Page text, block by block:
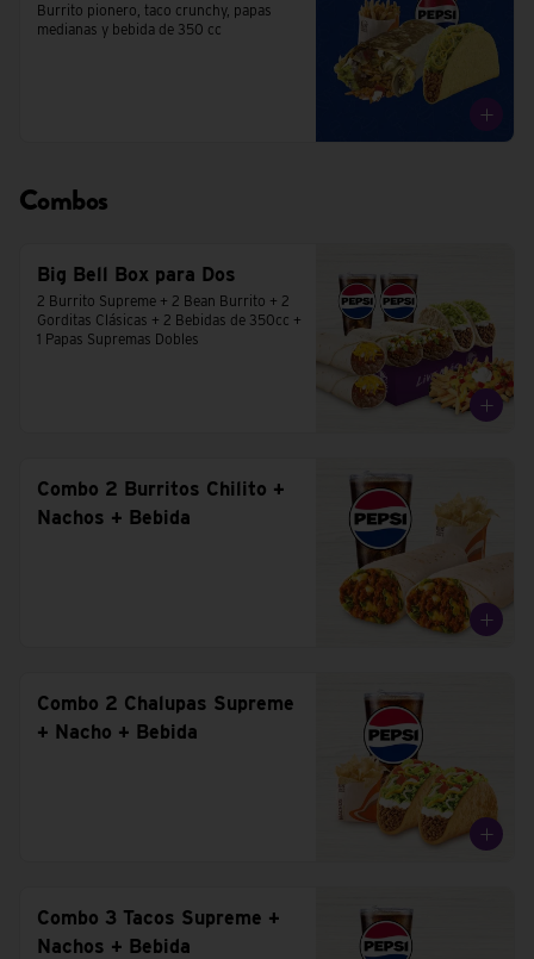
Burrito pionero, taco crunchy, papas
medianas y bebida de 350 cc
Combos
Big Bell Box para Dos
2 Burrito Supreme + 2 Bean Burrito + 2
Gorditas Clásicas + 2 Bebidas de 350cc +
1 Papas Supremas Dobles
Combo 2 Burritos Chilito +
Nachos + Bebida
Combo 2 Chalupas Supreme
+ Nacho + Bebida
Combo 3 Tacos Supreme +
Nachos + Bebida